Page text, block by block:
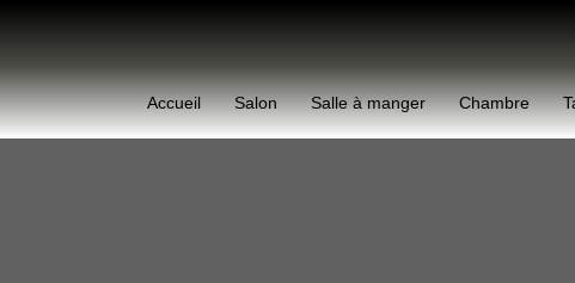
contenu
Accueil
Salon Salle à manger Chambre